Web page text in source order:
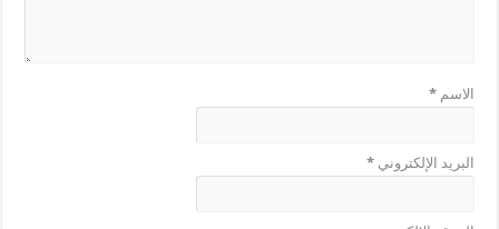
الاسم*
البريد الإلكتروني*